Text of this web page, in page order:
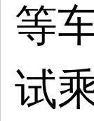
等
试